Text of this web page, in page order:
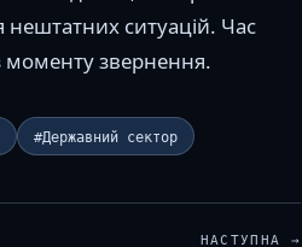
нештатних ситуацій. Час
моменту звернення.
#Державний сектор
НАСТУПНА →